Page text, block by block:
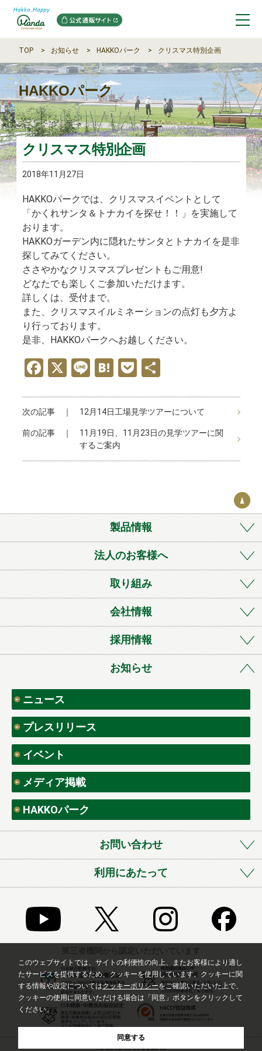
TOP お知らせ HAKKOパーク クリスマス特別企画
HAKKOパーク
クリスマス特別企画
2018年11月27日
HAKKOパークでは、クリスマスイベントとして
「かくれサンタ＆トナカイを探せ！！」を実施して
おります。
HAKKOガーデン内に隠れたサンタとトナカイを是非
探してみてください。
ささやかなクリスマスプレゼントもご用意!
どなたでも楽しくご参加いただけます。
詳しくは、受付まで。
また、クリスマスイルミネーションの点灯も夕方よ
り行っております。
是非、HAKKOパークへお越しください。
F
a
ce
b
o
o
X Li
n
e
H
at
e
n
a
P
o
ck
et
共
次の記事 ｜ 12月14日工場見学ツアーについて
前の記事 ｜ 11月19日、11月23日の見学ツアーに関
するご案内
製品情報
法人のお客様へ
取り組み
会社情報
採用情報
お知らせ
ニュース
プレスリリース
イベント
メディア掲載
HAKKOパーク
お問い合わせ
利用にあたって
このウェブサイトでは、サイトの利便性の向上、またお客様により適し
たサービスを提供するため、クッキーを使用しています。クッキーに関
する情報や設定についてはクッキーポリシーをご確認いただいた上で、
クッキーの使用に同意いただける場合は「同意」ボタンをクリックして
ください。
同意する